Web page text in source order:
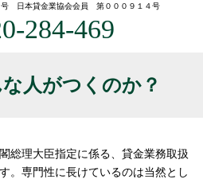
号 日本貸金業協会会員 第０００９１４号
284-469
人がつくのか？
総理大臣指定に係る、貸金業務取扱
。専門性に長けているのは当然とし